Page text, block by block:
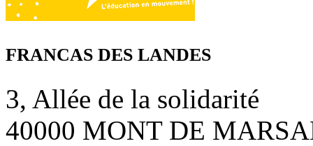
FRANCAS DES LANDES
3, Allée de la solidarité
40000 MONT DE